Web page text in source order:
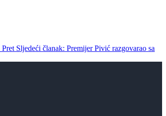
Pret Sljedeći članak: Premijer Pivić razgovarao sa